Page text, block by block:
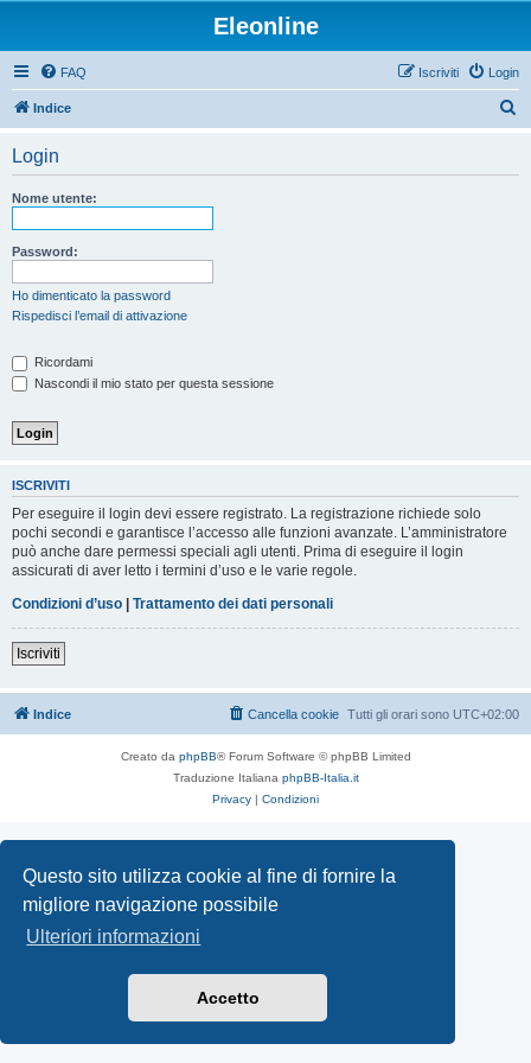
Questo sito utilizza cookie al fine di fornire la
migliore navigazione possibile
Ulteriori informazioni
Accetto
Eleonline
FAQ Login
Iscriviti
Indice
Login
Nome utente:
Password:
Ho dimenticato la password
Rispedisci l’email di attivazione
Ricordami
Nascondi il mio stato per questa sessione
ISCRIVITI
Per eseguire il login devi essere registrato. La registrazione richiede solo
pochi secondi e garantisce l’accesso alle funzioni avanzate. L’amministratore
può anche dare permessi speciali agli utenti. Prima di eseguire il login
assicurati di aver letto i termini d’uso e le varie regole.
Condizioni d’uso | Trattamento dei dati personali
Iscriviti
Indice Tutti gli orari sono UTC+02:00
Cancella cookie
Creato da phpBB® Forum Software © phpBB Limited
Traduzione Italiana phpBB-Italia.it
Privacy | Condizioni